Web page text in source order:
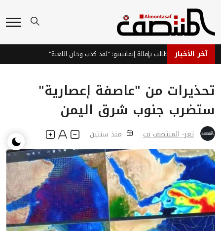
آخر الأخبار
فيغو يطالب بإقالة إنفانتينو: "لقد كذب وخان اللعبة"
تحذيرات من "عاصفة إعصارية"
ستضرب جنوب شرق اليمن
تعز- المنتصف نت منذ سنتين